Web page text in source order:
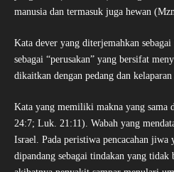
manusia dan termasuk juga hewan
Kata dever yang diterjemahkan sebagai
sebagai “perusakan” yang bersifat
dikaitkan dengan pedang dan
Kata yang memiliki makna yang sama
24:7; Luk. 21:11). Wabah yang
Israel. Pada peristiwa pencacahan
dipandang sebagai tindakan yang tidak